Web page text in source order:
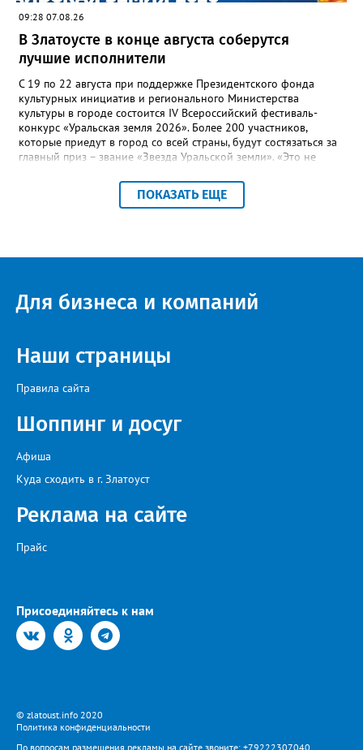
09:28 07.08.26
В Златоусте в конце августа соберутся
лучшие исполнители
С 19 по 22 августа при поддержке Президентского фонда
культурных инициатив и регионального Министерства
культуры в городе состоится IV Всероссийский фестиваль-
конкурс «Уральская земля 2026». Более 200 участников,
которые приедут в город со всей страны, будут состязаться за
главный приз – звание «Звезда Уральской земли». «Это не
прослушивания участников, мастер-классы от ведущих
наставников, выступления победителей прошлых лет и
Челябинской, Свердловской, Курганской, Оренбургской
идейный вдохновитель, организатор фестиваля, эстрадный
певец, победитель главного патриотического конкурса страны
искусства «Золотая лира», участник телевизионных проектов
на Первом канале, обладатель звания «Голос страны» Алексей
ПОКАЗАТЬ ЕЩЕ
Для бизнеса и компаний
Наши страницы
Правила сайта
Шоппинг и досуг
Афиша
Куда сходить в г. Златоуст
Реклама на сайте
Прайс
Присоединяйтесь к нам
© zlatoust.info 2020
Политика конфиденциальности
По вопросам размещения рекламы на сайте звоните: +79222307040,